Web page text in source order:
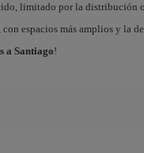
limitado por la distribución
espacios más amplios y la
a Santiago!